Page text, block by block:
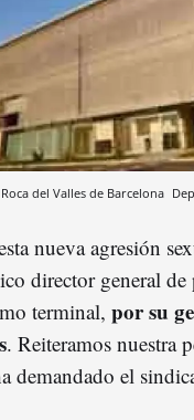
del Valles de Barcelona
nueva agresión
director general
terminal, por su
. Reiteramos nuestra
demandado el